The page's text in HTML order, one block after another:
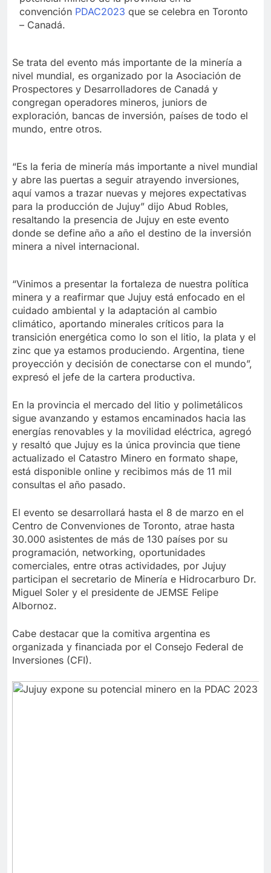
convención PDAC2023 que se celebra en Toronto
– Canadá.
Se trata del evento más importante de la minería a
nivel mundial, es organizado por la Asociación de
Prospectores y Desarrolladores de Canadá y
congregan operadores mineros, juniors de
exploración, bancas de inversión, países de todo el
mundo, entre otros.
“Es la feria de minería más importante a nivel mundial
y abre las puertas a seguir atrayendo inversiones,
aquí vamos a trazar nuevas y mejores expectativas
para la producción de Jujuy” dijo Abud Robles,
resaltando la presencia de Jujuy en este evento
donde se define año a año el destino de la inversión
minera a nivel internacional.
“Vinimos a presentar la fortaleza de nuestra política
minera y a reafirmar que Jujuy está enfocado en el
cuidado ambiental y la adaptación al cambio
climático, aportando minerales críticos para la
transición energética como lo son el litio, la plata y el
zinc que ya estamos produciendo. Argentina, tiene
proyección y decisión de conectarse con el mundo”,
expresó el jefe de la cartera productiva.
En la provincia el mercado del litio y polimetálicos
sigue avanzando y estamos encaminados hacia las
energías renovables y la movilidad eléctrica, agregó
y resaltó que Jujuy es la única provincia que tiene
actualizado el Catastro Minero en formato shape,
está disponible online y recibimos más de 11 mil
consultas el año pasado.
El evento se desarrollará hasta el 8 de marzo en el
Centro de Convenviones de Toronto, atrae hasta
30.000 asistentes de más de 130 países por su
programación, networking, oportunidades
comerciales, entre otras actividades, por Jujuy
participan el secretario de Minería e Hidrocarburo Dr.
Miguel Soler y el presidente de JEMSE Felipe
Albornoz.
Cabe destacar que la comitiva argentina es
organizada y financiada por el Consejo Federal de
Inversiones (CFI).